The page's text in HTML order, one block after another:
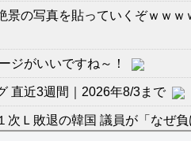
景の写真を貼っていくぞｗｗｗ
ジがいいですね～！
直近3週間｜2026年8/3まで
次Ｌ敗退の韓国 議員が「なぜ